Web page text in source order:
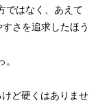
ではなく、あえて
さを追求したほう
ど硬くはありませ